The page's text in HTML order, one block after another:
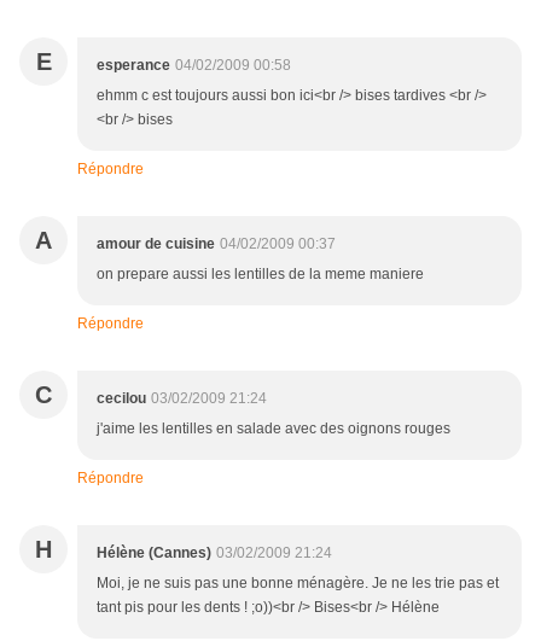
E esperance 04/02/2009 00:58
ehmm c est toujours aussi bon ici<br /> bises tardives <br />
<br /> bises
Répondre
A amour de cuisine 04/02/2009 00:37
on prepare aussi les lentilles de la meme maniere
Répondre
C cecilou 03/02/2009 21:24
j'aime les lentilles en salade avec des oignons rouges
Répondre
H Hélène (Cannes) 03/02/2009 21:24
Moi, je ne suis pas une bonne ménagère. Je ne les trie pas et
tant pis pour les dents ! ;o))<br /> Bises<br /> Hélène